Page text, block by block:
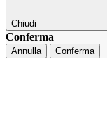
Chiudi
Conferma
Annulla Conferma